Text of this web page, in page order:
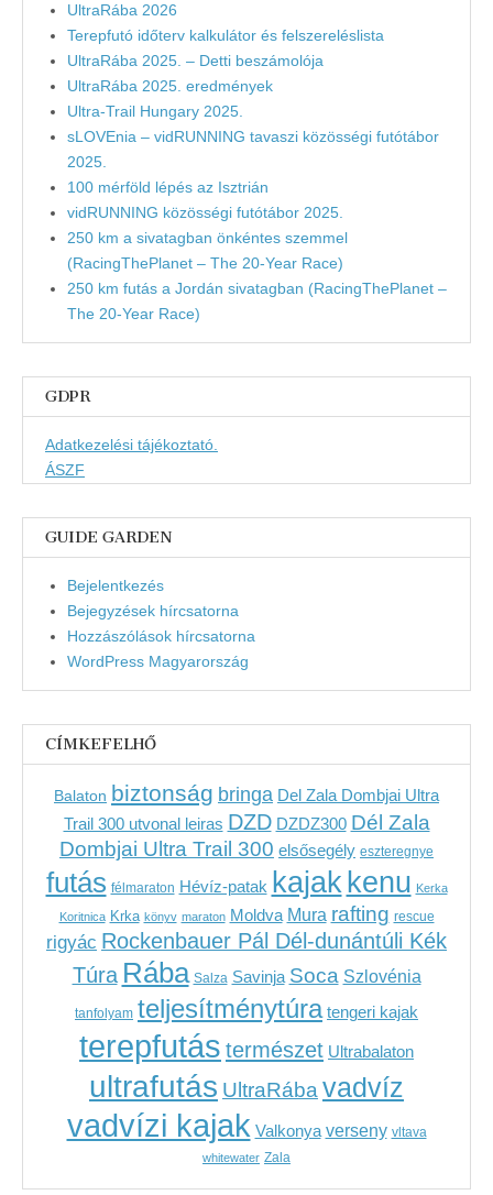
UltraRába 2026
Terepfutó időterv kalkulátor és felszereléslista
UltraRába 2025. – Detti beszámolója
UltraRába 2025. eredmények
Ultra-Trail Hungary 2025.
sLOVEnia – vidRUNNING tavaszi közösségi futótábor
2025.
100 mérföld lépés az Isztrián
vidRUNNING közösségi futótábor 2025.
250 km a sivatagban önkéntes szemmel
(RacingThePlanet – The 20-Year Race)
250 km futás a Jordán sivatagban (RacingThePlanet –
The 20-Year Race)
GDPR
Adatkezelési tájékoztató.
ÁSZF
GUIDE GARDEN
Bejelentkezés
Bejegyzések hírcsatorna
Hozzászólások hírcsatorna
WordPress Magyarország
CÍMKEFELHŐ
Balaton biztonság bringa Del Zala Dombjai Ultra
Trail 300 utvonal leiras DZD DZDZ300 Dél Zala
Dombjai Ultra Trail 300 elsősegély eszteregnye
futás félmaraton Hévíz-patak kajak kenu Kerka
Koritnica Krka könyv maraton Moldva Mura rafting rescue
rigyác Rockenbauer Pál Dél-dunántúli Kék
Túra Rába Salza Savinja Soca Szlovénia
tanfolyam teljesítménytúra tengeri kajak
terepfutás természet Ultrabalaton
ultrafutás UltraRába vadvíz
vadvízi kajak Valkonya verseny vltava
whitewater Zala